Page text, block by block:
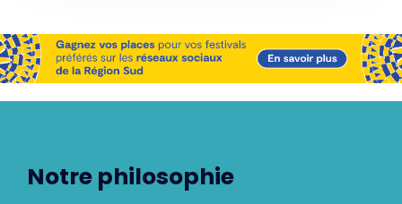
Notre philosophie